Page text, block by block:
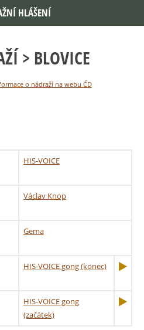
> BLOVICE
o nádraží na webu ČD
HIS-VOICE
Václav Knop
Gema
HIS-VOICE gong (konec)
HIS-VOICE gong
(začátek)
HLÁŠENÍ